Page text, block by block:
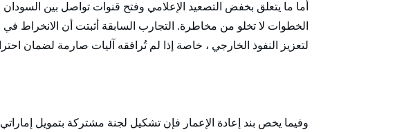
أما ما يتعلق بخفض التصعيد الإعلامي وفتح قنوات تواصل بين
الخطوات لا تخلو من مخاطرة. التجارب السابقة أثبتت أن الانخراط
لتعزيز النفوذ الخارجي ، خاصة إذا لم تُرافقه آليات صارمة لضمان
وفيما يخص بند إعادة الإعمار فإن تشكيل لجنة مشتركة بتمويل